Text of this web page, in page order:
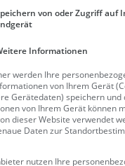
in der
Pomodori
Restaurant
Berlin
von oder Zugriff auf
Informationen
werden Ihre
von Ihrem Gerät
Gerätedaten) speichern
von Ihrem Gerät können
dieser Website verwendet
Daten zur
nutzen Ihre